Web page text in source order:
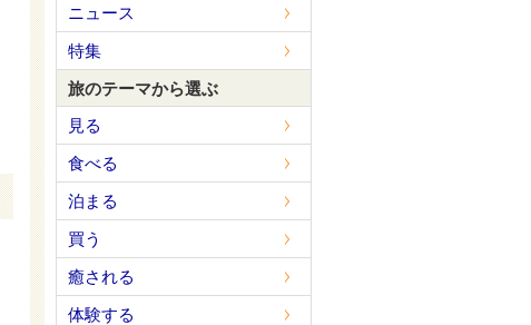
ニュース
特集
旅のテーマから選ぶ
見る
食べる
泊まる
買う
癒される
体験する